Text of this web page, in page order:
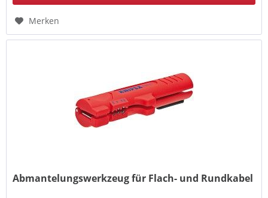
Merken
Abmantelungswerkzeug für Flach- und Rundkabel